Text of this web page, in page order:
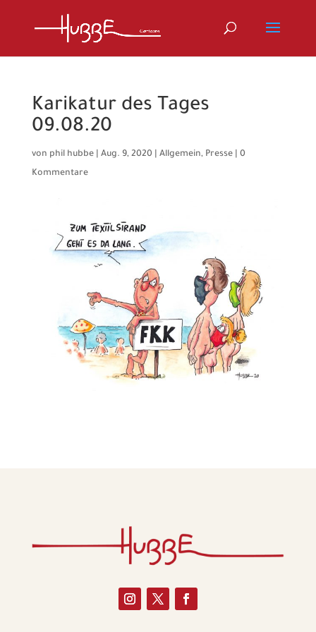
Karikatur des Tages
09.08.20
von phil hubbe| Aug. 9, 2020| Allgemein, Presse| 0
Kommentare